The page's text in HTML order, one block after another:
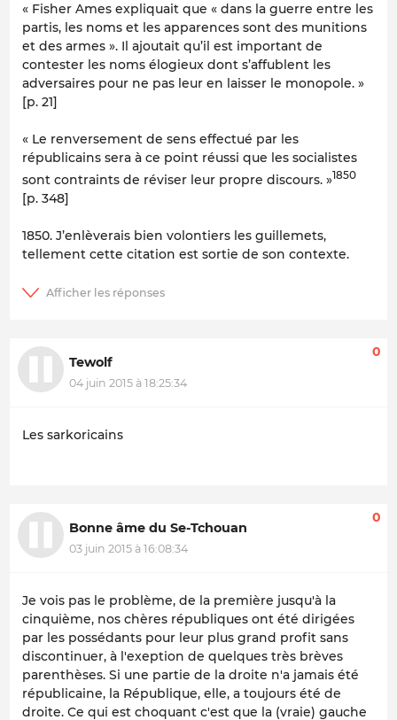
« Fisher Ames expliquait que « dans la guerre entre les
partis, les noms et les apparences sont des munitions
et des armes ». Il ajoutait qu’il est important de
contester les noms élogieux dont s’affublent les
adversaires pour ne pas leur en laisser le monopole. »
[p. 21]
« Le renversement de sens effectué par les
républicains sera à ce point réussi que les socialistes
sont contraints de réviser leur propre discours. »1850
[p. 348]
1850. J’enlèverais bien volontiers les guillemets,
tellement cette citation est sortie de son contexte.
Tewolf
04 juin 2015 à 18:25:34
0
Les sarkoricains
Bonne âme du Se-Tchouan
03 juin 2015 à 16:08:34
0
Je vois pas le problème, de la première jusqu'à la
cinquième, nos chères républiques ont été dirigées
par les possédants pour leur plus grand profit sans
discontinuer, à l'exeption de quelques très brèves
parenthèses. Si une partie de la droite n'a jamais été
républicaine, la République, elle, a toujours été de
droite. Ce qui est choquant c'est que la (vraie) gauche